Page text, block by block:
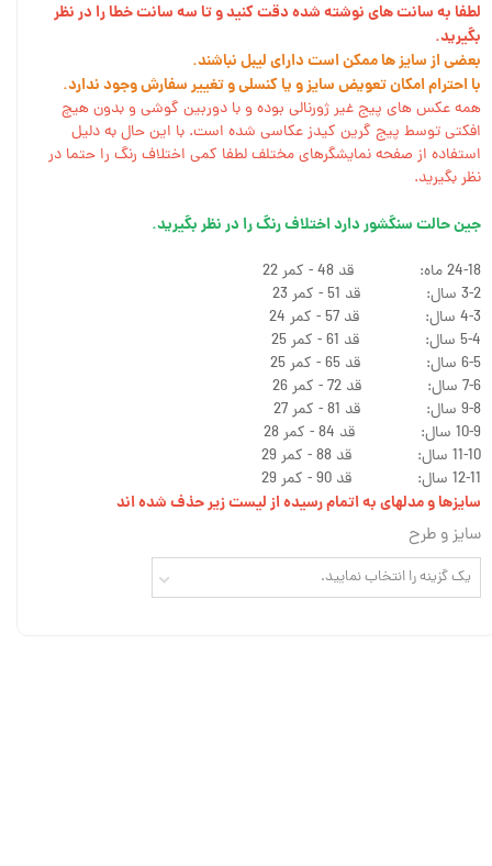
لطفا به سانت های نوشته شده دقت کنید و تا سه سانت خطا را در نظر
بگیرید.
بعضی از سایز ها ممکن است دارای لیبل نباشند.
با احترام امکان تعویض سایز و یا کنسلی و تغییر سفارش وجود ندارد.
همه عکس های پیج غیر ژورنالی بوده و با دوربین گوشی و بدون هیچ
افکتی توسط پیج گرین کیدز عکاسی شده است. با این حال به دلیل
استفاده از صفحه نمایشگرهای مختلف لطفا کمی اختلاف رنگ را حتما در
نظر بگیرید.
جین حالت سنگشور دارد اختلاف رنگ را در نظر بگیرید.
24-18 ماه: قد 48 - کمر 22
3-2 سال: قد 51 - کمر 23
4-3 سال: قد 57 - کمر 24
5-4 سال: قد 61 - کمر 25
6-5 سال: قد 65 - کمر 25
7-6 سال: قد 72 - کمر 26
9-8 سال: قد 81 - کمر 27
10-9 سال: قد 84 - کمر 28
11-10 سال: قد 88 - کمر 29
12-11 سال: قد 90 - کمر 29
سایزها و مدلهای به اتمام رسیده از لیست زیر حذف شده اند
سایز و طرح
یک گزینه را انتخاب نمایید.